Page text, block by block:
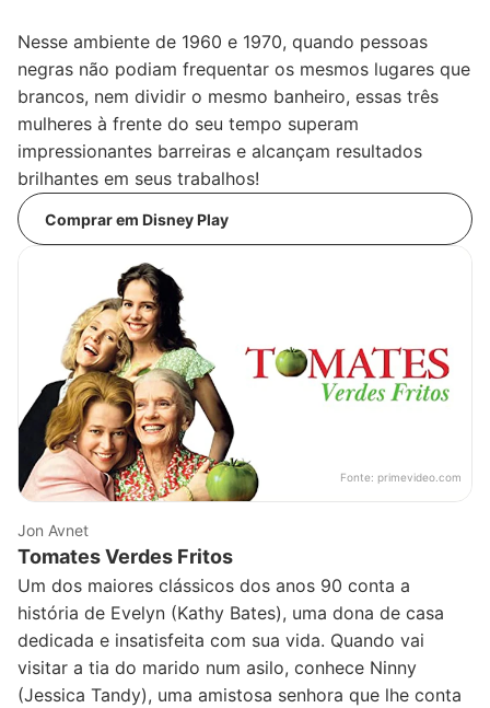
Nesse ambiente de 1960 e 1970, quando pessoas
negras não podiam frequentar os mesmos lugares que
brancos, nem dividir o mesmo banheiro, essas três
mulheres à frente do seu tempo superam
impressionantes barreiras e alcançam resultados
brilhantes em seus trabalhos!
Comprar em Disney Play
Fonte: primevideo.com
Jon Avnet
Tomates Verdes Fritos
Um dos maiores clássicos dos anos 90 conta a
história de Evelyn (Kathy Bates), uma dona de casa
dedicada e insatisfeita com sua vida. Quando vai
visitar a tia do marido num asilo, conhece Ninny
(Jessica Tandy), uma amistosa senhora que lhe conta